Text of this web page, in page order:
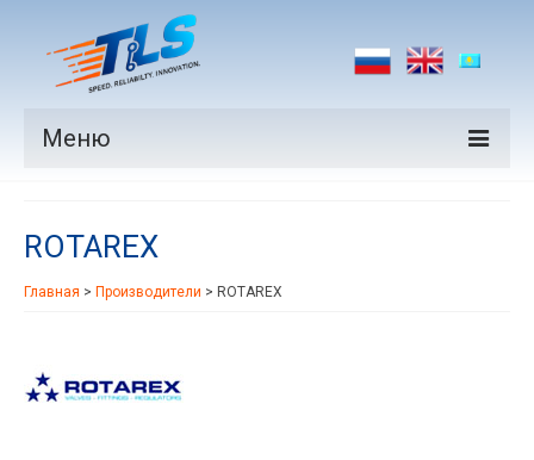
Меню
Производители
Рынки
Контакты
ROTAREX
Главная > Производители > ROTAREX